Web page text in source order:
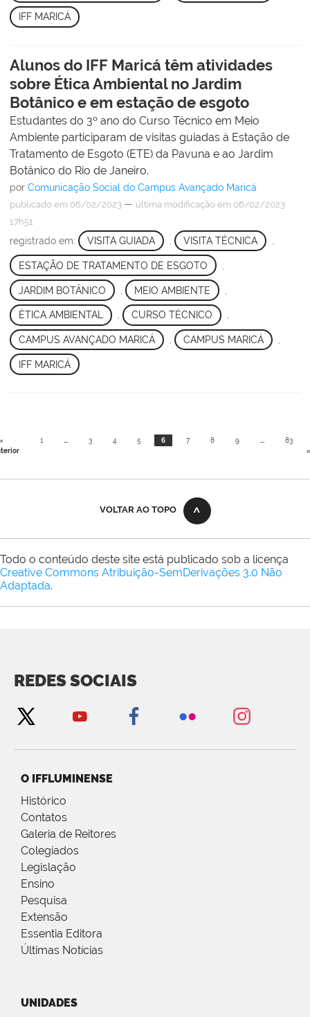
IFF MARICÁ
Alunos do IFF Maricá têm atividades
sobre Ética Ambiental no Jardim
Botânico e em estação de esgoto
Estudantes do 3º ano do Curso Técnico em Meio
Ambiente participaram de visitas guiadas à Estação de
Tratamento de Esgoto (ETE) da Pavuna e ao Jardim
Botânico do Rio de Janeiro.
por Comunicação Social do Campus Avançado Maricá
publicado em 06/02/2023 — última modificação em 06/02/2023
17h51
registrado em: VISITA GUIADA VISITA TÉCNICA
ESTAÇÃO DE TRATAMENTO DE ESGOTO
JARDIM BOTÂNICO MEIO AMBIENTE
ÉTICA AMBIENTAL , CURSO TÉCNICO ,
CAMPUS AVANÇADO MARICÁ CAMPUS MARICÁ
IFF MARICÁ
1 ... 3 4 5 6 7 8 9 ...
83
»
VOLTAR AO TOPO
Todo o conteúdo deste site está publicado sob a licença
Creative Commons Atribuição-SemDerivações 3.0 Não
Adaptada.
REDES SOCIAIS
O IFFLUMINENSE
Histórico
Contatos
Galeria de Reitores
Colegiados
Legislação
Ensino
Pesquisa
Extensão
Essentia Editora
Últimas Notícias
UNIDADES